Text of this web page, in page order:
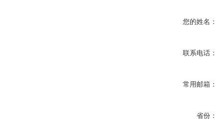
您的姓名：
联系电话：
常用邮箱：
省份：